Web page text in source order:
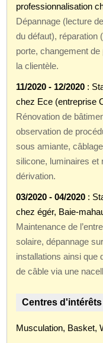
professionnalisation
Dépannage (lecture
du défaut), réparation
porte, changement
la clientèle.
11/2020 - 12/2020 :
chez Ece (entreprise
Rénovation de
observation de
sous amiante,
silicone, luminaires et
dérivation.
03/2020 - 04/2020 :
chez égér, Baie-
Maintenance de
solaire, dépannage
installations ainsi que
de câble via une
Centres d'intérêts
Musculation, Basket,